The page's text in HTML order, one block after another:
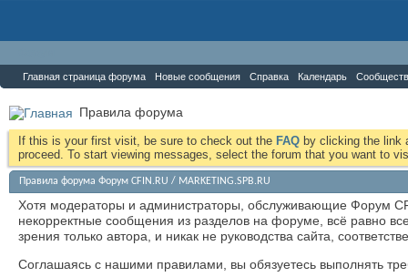
Главная страница форума Новые сообщения Справка Календарь
Правила форума
If this is your first visit, be sure to check out the FAQ by clicking the link
proceed. To start viewing messages, select the forum that you want to
Правила форума Форум CFIN.RU / MARKETING.SPB.RU
Хотя модераторы и администраторы, обслуживающие Форум
некорректные сообщения из разделов на форуме, всё равно
зрения только автора, и никак не руководства сайта,
Соглашаясь с нашими правилами, вы обязуетесь выполнять